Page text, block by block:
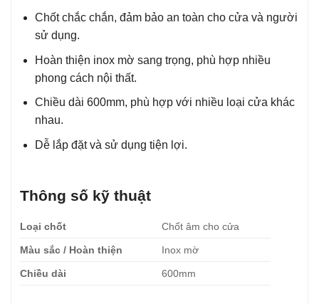
Chốt chắc chắn, đảm bảo an toàn cho cửa và người
sử dụng.
Hoàn thiện inox mờ sang trọng, phù hợp nhiều
phong cách nội thất.
Chiều dài 600mm, phù hợp với nhiều loại cửa khác
nhau.
Dễ lắp đặt và sử dụng tiện lợi.
Thông số kỹ thuật
Loại chốt Chốt âm cho cửa
Màu sắc / Hoàn thiện Inox mờ
Chiều dài 600mm